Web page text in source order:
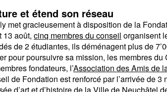
et étend son réseau
met gracieusement à disposition de la
13 août, cinq membres du conseil organisent
de 2 étudiantes, ils déménagent plus de
pour poursuivre sa mission, les membres
fondateurs, l’Association des Amis de
de Fondation est renforcé par l’arrivée de 3
d’art et d’histoire de la Ville de Neuchâtel